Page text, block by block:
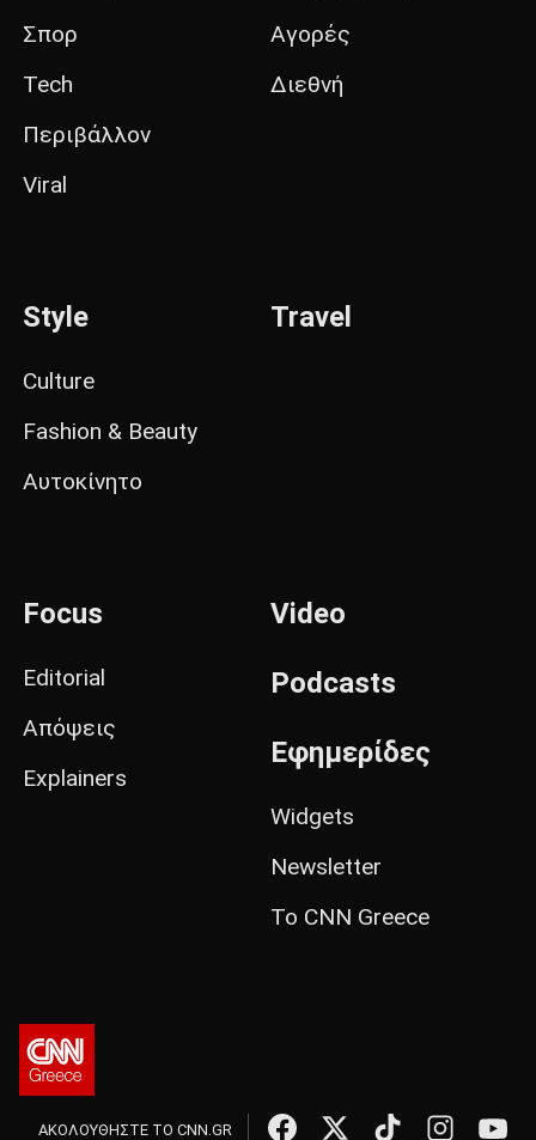
Σπορ
Tech
Περιβάλλον
Viral
Αγορές
Διεθνή
Style
Culture
Fashion & Beauty
Αυτοκίνητο
Travel
Focus
Editorial
Απόψεις
Explainers
Video
Podcasts
Εφημερίδες
Widgets
Newsletter
Το CNN Greece
ΑΚΟΛΟΥΘΗΣΤΕ ΤΟ CNN.GR